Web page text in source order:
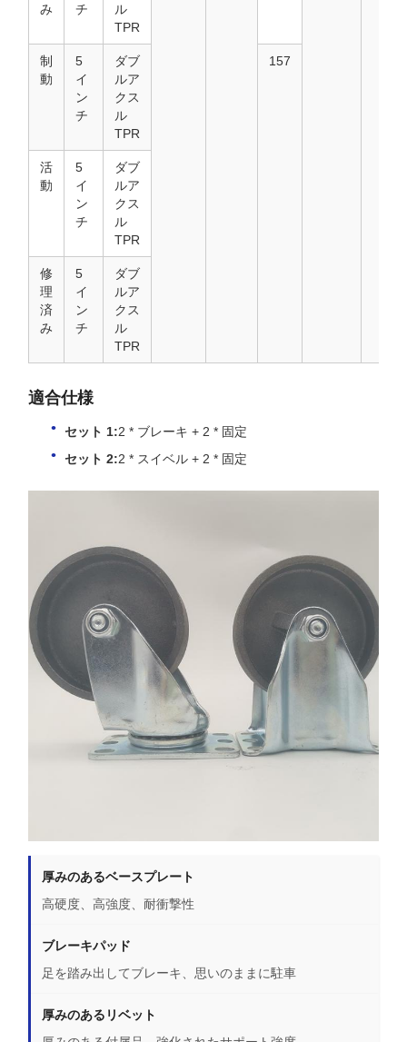
み チ
ル
TPR
制
動
5
イ
ン
チ
ダブ
ルア
クス
ル
TPR
157
活
動
5
イ
ン
チ
ダブ
ルア
クス
ル
TPR
修
理
済
み
5
イ
ン
チ
ダブ
ルア
クス
ル
TPR
適合仕様
セット 1:2 * ブレーキ + 2 * 固定
セット 2:2 * スイベル + 2 * 固定
厚みのあるベースプレート
高硬度、高強度、耐衝撃性
ブレーキパッド
足を踏み出してブレーキ、思いのままに駐車
厚みのあるリベット